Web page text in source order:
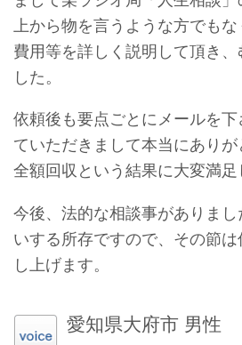
上から物を言うような方でも
費用等を詳しく説明して頂き
した。
依頼後も要点ごとにメールを
ていただきまして本当にありが
全額回収という結果に大変満足
今後、法的な相談事がありま
いする所存ですので、その節
し上げます。
愛知県大府市 男性